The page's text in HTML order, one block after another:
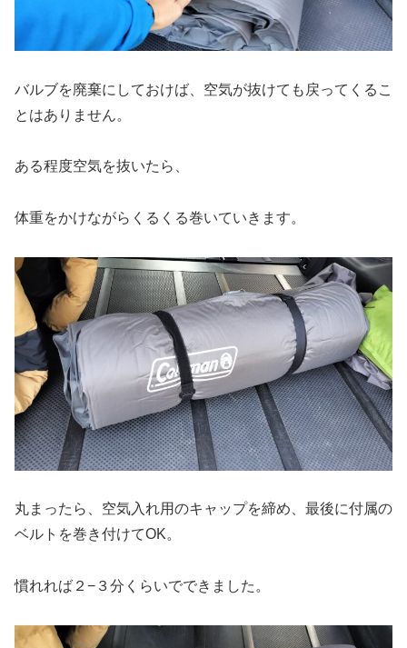
バルブを廃棄にしておけば、空気が抜けても戻ってくるこ
とはありません。
ある程度空気を抜いたら、
体重をかけながらくるくる巻いていきます。
丸まったら、空気入れ用のキャップを締め、最後に付属の
ベルトを巻き付けてOK。
慣れれば２−３分くらいでできました。